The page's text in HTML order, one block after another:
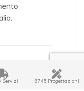
Servizi 6745 Progettazioni